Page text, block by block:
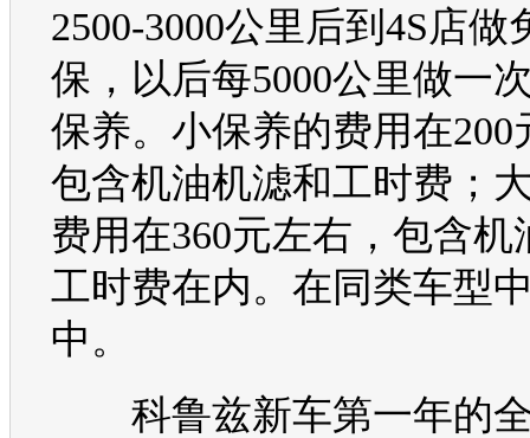
2500-3000公里后到4S店做
保，以后每5000公里做一
保养。小保养的费用在200
包含机油机滤和工时费；
费用在360元左右，包含机
工时费在内。在同类车型
中。
科鲁兹新车第一年的